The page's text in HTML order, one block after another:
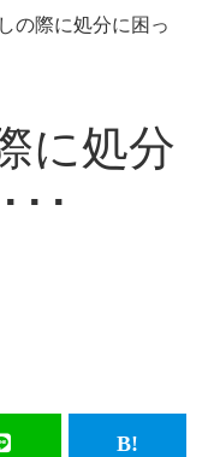
の際に処分に困っ
に処分
･･